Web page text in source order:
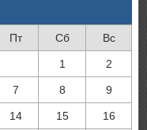
Пт Сб Вс
1 2
7 8 9
14 15 16